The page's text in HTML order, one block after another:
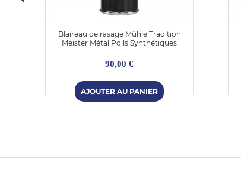
Blaireau de rasage Mühle Tradition
Meister Métal Poils Synthétiques
90,00 €